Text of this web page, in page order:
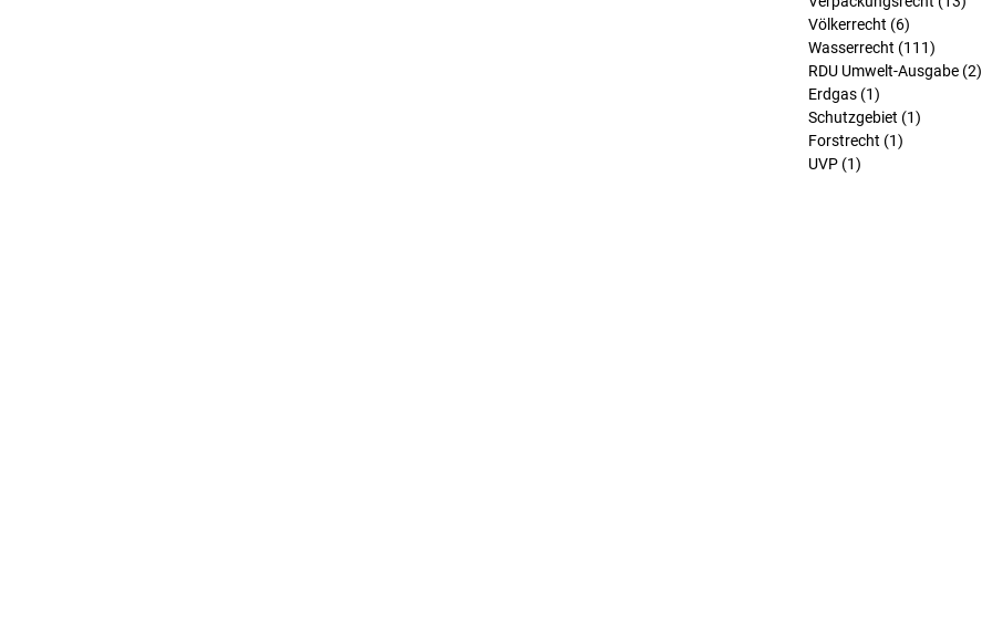
Völkerrecht (6)
Wasserrecht (111)
RDU Umwelt-Ausgabe (2)
Erdgas (1)
Schutzgebiet (1)
Forstrecht (1)
UVP (1)